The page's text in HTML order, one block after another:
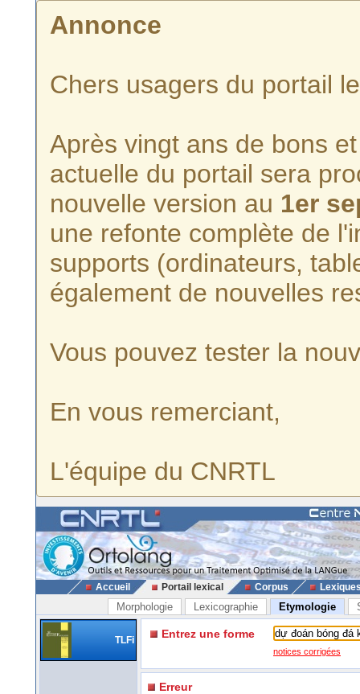
Annonce
Chers usagers du portail
Après vingt ans de bons
actuelle du portail sera
nouvelle version au 1er
une refonte complète de
supports (ordinateurs,
également de nouvelles
Vous pouvez tester la
En vous remerciant,
L'équipe du CNRTL
Accueil Portail lexical Corpus
Morphologie Lexicographie Etymologie
TLFi Entrez une forme
notices corrigées
Erreur